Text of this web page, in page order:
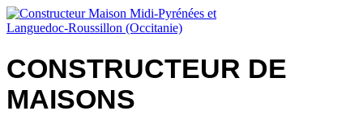
CONSTRUCTEUR DE
MAISONS